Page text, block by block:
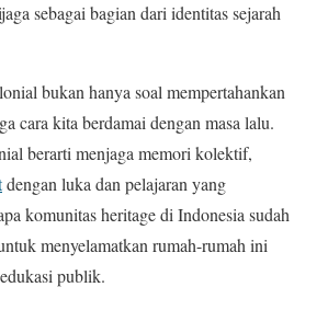
sebagai bagian dari identitas sejarah
bukan hanya soal mempertahankan
cara kita berdamai dengan masa lalu.
berarti menjaga memori kolektif,
dengan luka dan pelajaran yang
komunitas heritage di Indonesia sudah
menyelamatkan rumah-rumah ini
publik.